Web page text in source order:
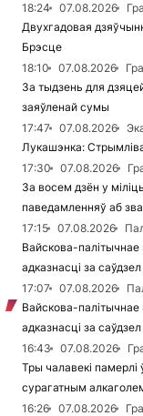
18:24
07.08.2026
Двухгадовая
Брэсце
18:10
07.08.2026
За тыдзень для
заяўленай сумы
17:47
07.08.2026
Лукашэнка:
17:30
07.08.2026
За восем дзён у
паведамленняў аб
17:15
07.08.2026
Вайскова-палітычнае
адказнасці за
17:07
07.08.2026
Вайскова-палітычнае
адказнасці за
16:43
07.08.2026
Тры чалавекі
сурагатным
16:26
07.08.2026